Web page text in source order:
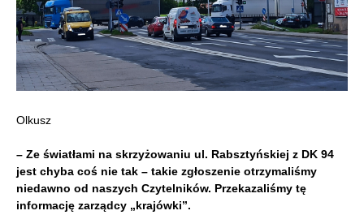
Olkusz
– Ze światłami na skrzyżowaniu ul. Rabsztyńskiej z DK 94
jest chyba coś nie tak – takie zgłoszenie otrzymaliśmy
niedawno od naszych Czytelników. Przekazaliśmy tę
informację zarządcy „krajówki”.